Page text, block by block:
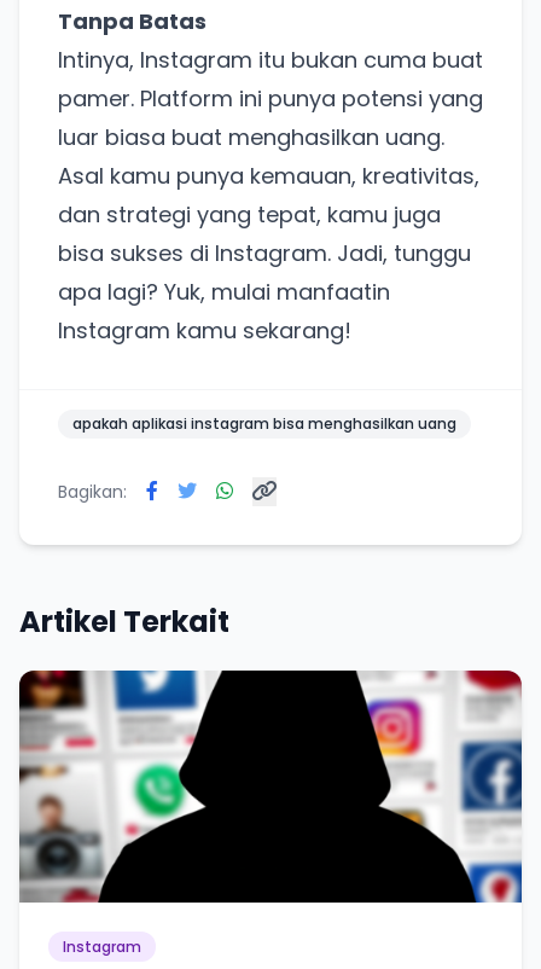
Tanpa Batas
Intinya, Instagram itu bukan cuma buat
pamer. Platform ini punya potensi yang
luar biasa buat menghasilkan uang.
Asal kamu punya kemauan, kreativitas,
dan strategi yang tepat, kamu juga
bisa sukses di Instagram. Jadi, tunggu
apa lagi? Yuk, mulai manfaatin
Instagram kamu sekarang!
apakah aplikasi instagram bisa menghasilkan uang
Bagikan:
Artikel Terkait
Instagram